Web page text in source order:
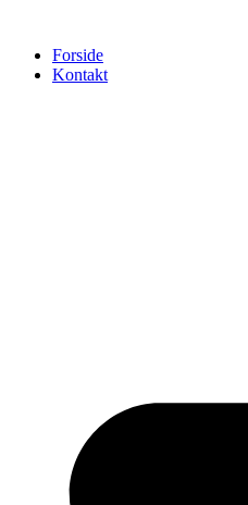
indholdForside
Kontakt